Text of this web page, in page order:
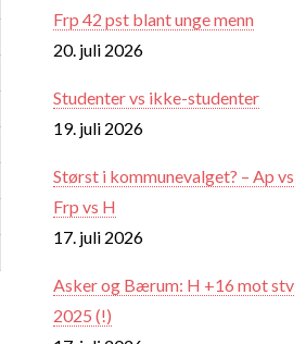
Frp 42 pst blant unge menn
20. juli 2026
Studenter vs ikke-studenter
19. juli 2026
Størst i kommunevalget? – Ap vs
Frp vs H
17. juli 2026
Asker og Bærum: H +16 mot stv
2025 (!)